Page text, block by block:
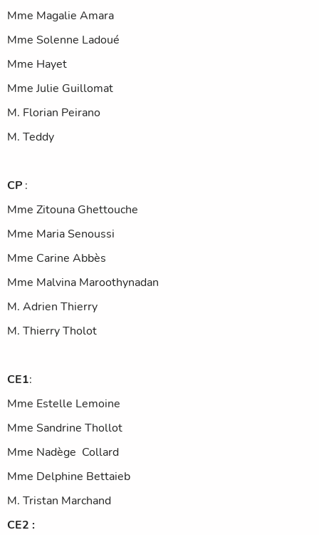
Mme Magalie Amara
Mme Solenne Ladoué
Mme Hayet
Mme Julie Guillomat
M. Florian Peirano
M. Teddy
CP :
Mme Zitouna Ghettouche
Mme Maria Senoussi
Mme Carine Abbès
Mme Malvina Maroothynadan
M. Adrien Thierry
M. Thierry Tholot
CE1:
Mme Estelle Lemoine
Mme Sandrine Thollot
Mme Nadège Collard
Mme Delphine Bettaieb
M. Tristan Marchand
CE2 :